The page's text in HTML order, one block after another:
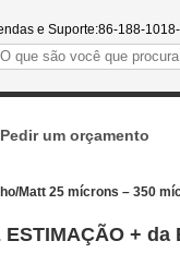
e Suporte:86-188-
Pedir um orçamento
Matt 25 mícrons – 350
+ da